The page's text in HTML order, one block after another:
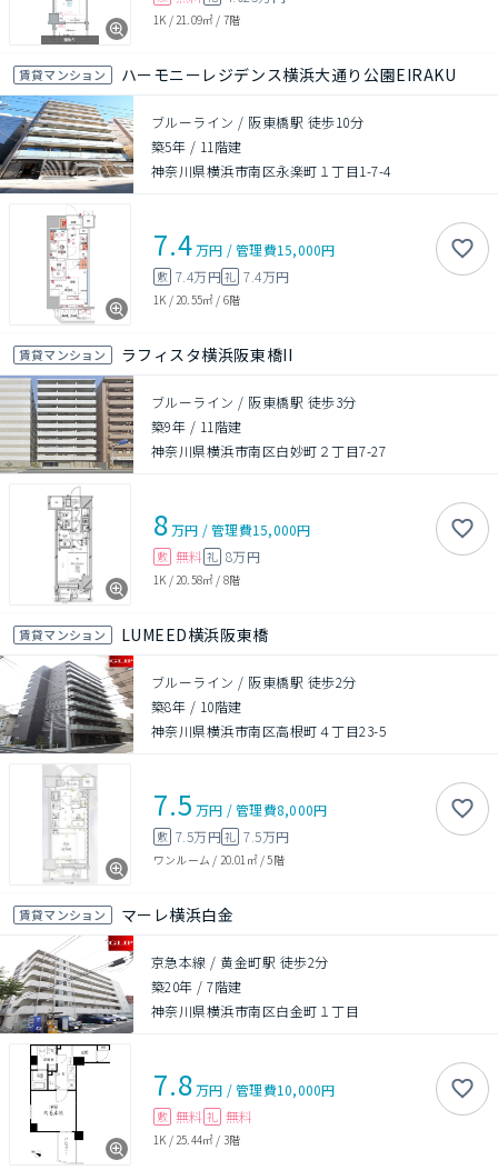
1K / 21.09㎡ / 7階
賃貸マンション ハーモニーレジデンス横浜大通り公園EIRAKU
ブルーライン / 阪東橋駅 徒歩10分
築5年 / 11階建
神奈川県横浜市南区永楽町１丁目1-7-4
7.4万円 /管理費15,000円
敷 7.4万円礼 7.4万円
1K / 20.55㎡ / 6階
賃貸マンション ラフィスタ横浜阪東橋II
ブルーライン / 阪東橋駅 徒歩3分
築9年 / 11階建
神奈川県横浜市南区白妙町２丁目7-27
8万円 /管理費15,000円
敷 無料 礼 8万円
1K / 20.58㎡ / 8階
賃貸マンション LUMEED横浜阪東橋
ブルーライン / 阪東橋駅 徒歩2分
築8年 / 10階建
神奈川県横浜市南区高根町４丁目23-5
7.5 万円 /管理費8,000円
敷 7.5万円礼 7.5万円
ワンルーム / 20.01㎡/5階
賃貸マンション マーレ横浜白金
京急本線 / 黄金町駅 徒歩2分
築20年 /7階建
神奈川県横浜市南区白金町１丁目
7.8万円 /管理費10,000円
敷 無料 礼 無料
1K / 25.44㎡ / 3階